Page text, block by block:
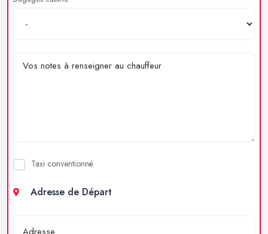
Taxi conventionné
Adresse de Départ